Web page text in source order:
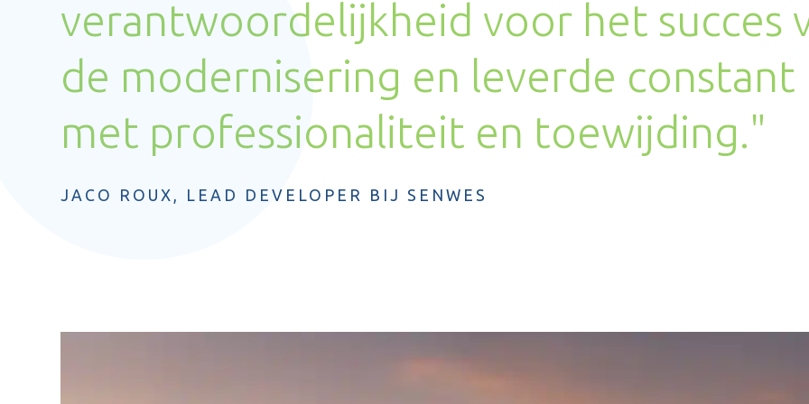
verantwoordelijkheid voor het succes
de modernisering en leverde constant
met professionaliteit en toewijding."
JACO ROUX, LEAD DEVELOPER BIJ SENWES